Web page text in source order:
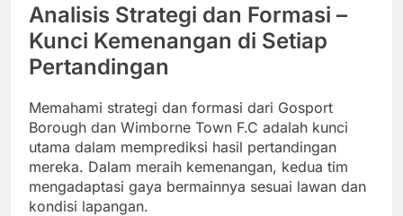
Analisis Strategi dan Formasi –
Kunci Kemenangan di Setiap
Pertandingan
Memahami strategi dan formasi dari Gosport
Borough dan Wimborne Town F.C adalah kunci
utama dalam memprediksi hasil pertandingan
mereka. Dalam meraih kemenangan, kedua tim
mengadaptasi gaya bermainnya sesuai lawan dan
kondisi lapangan.